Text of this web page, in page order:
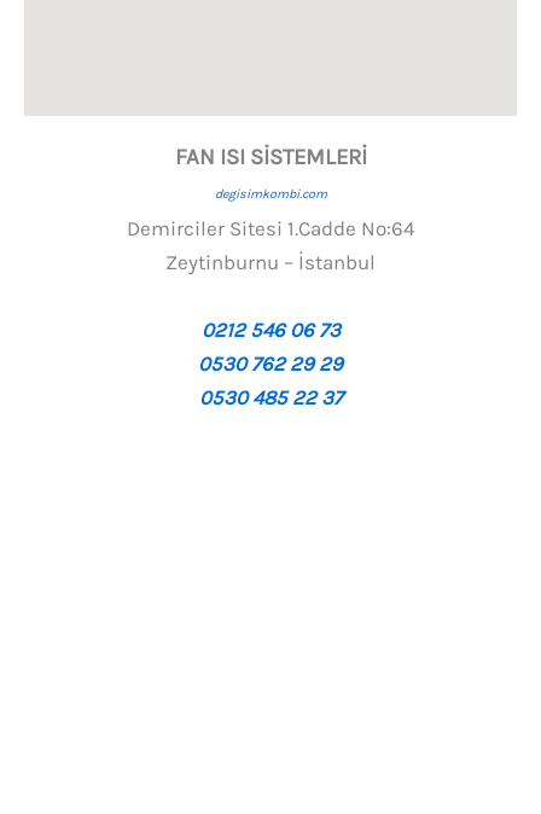
FAN ISI SİSTEMLERİ
degisimkombi.com
Demirciler Sitesi 1.Cadde No:64
Zeytinburnu – İstanbul
0212 546 06 73
0530 762 29 29
0530 485 22 37